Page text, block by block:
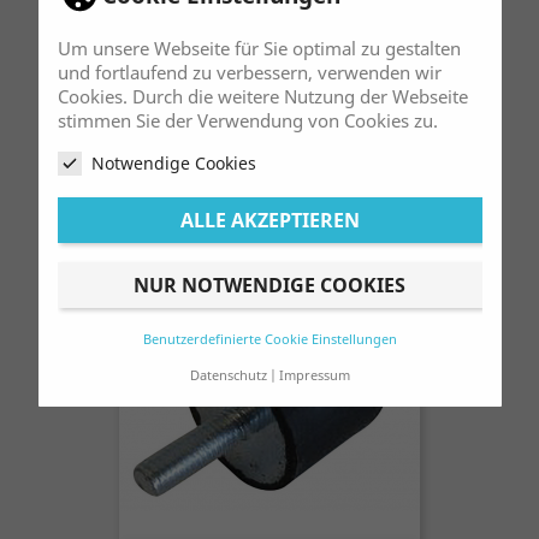
Um unsere Webseite für Sie optimal zu gestalten
und fortlaufend zu verbessern, verwenden wir
Cookies. Durch die weitere Nutzung der Webseite
stimmen Sie der Verwendung von Cookies zu.
Notwendige Cookies
ALLE AKZEPTIEREN
NUR NOTWENDIGE COOKIES
Benutzerdefinierte Cookie Einstellungen
Datenschutz
Impressum
Kettenschleifklotz Lose Pas. F. Fantic
125 / 200 / 240 / 300
Preis
16,00 €